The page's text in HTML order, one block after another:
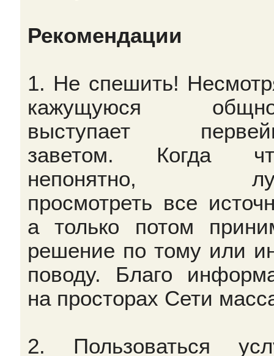
Рекомендации
1. Не спешить!
кажущуюся
выступает
заветом. Когда
непонятно,
просмотреть все
а только потом
решение по тому или
поводу. Благо
на просторах Сети
2. Пользоваться